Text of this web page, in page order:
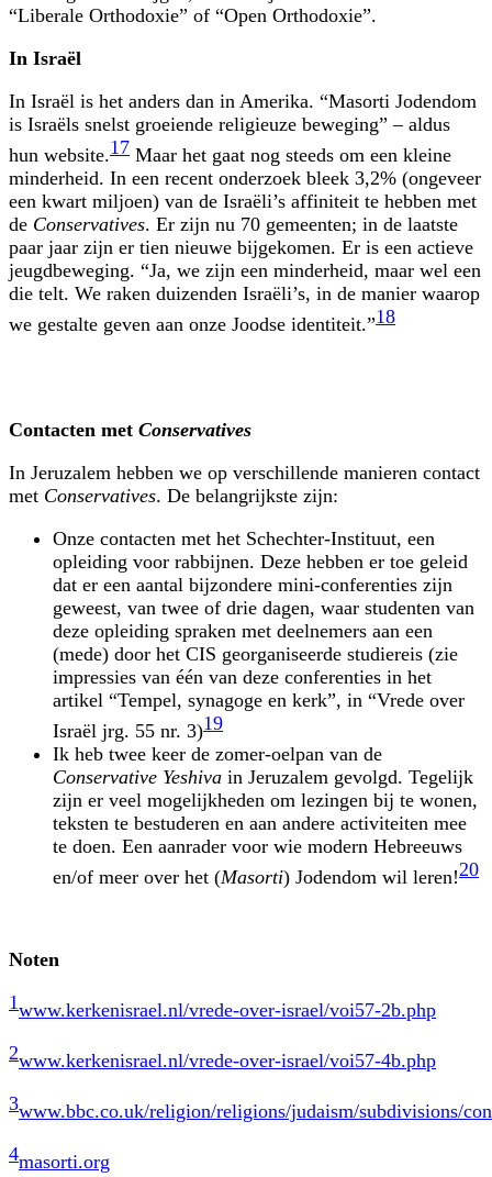
“Liberale Orthodoxie” of “Open Orthodoxie”.
In Israël
In Israël is het anders dan in Amerika. “Masorti Jodendom
is Israëls snelst groeiende religieuze beweging” – aldus
hun website.17 Maar het gaat nog steeds om een kleine
minderheid. In een recent onderzoek bleek 3,2% (ongeveer
een kwart miljoen) van de Israëli’s affiniteit te hebben met
de Conservatives. Er zijn nu 70 gemeenten; in de laatste
paar jaar zijn er tien nieuwe bijgekomen. Er is een actieve
jeugdbeweging. “Ja, we zijn een minderheid, maar wel een
die telt. We raken duizenden Israëli’s, in de manier waarop
we gestalte geven aan onze Joodse identiteit.”18
Contacten met Conservatives
In Jeruzalem hebben we op verschillende manieren contact
met Conservatives. De belangrijkste zijn:
Onze contacten met het Schechter-Instituut, een
opleiding voor rabbijnen. Deze hebben er toe geleid
dat er een aantal bijzondere mini-conferenties zijn
geweest, van twee of drie dagen, waar studenten van
deze opleiding spraken met deelnemers aan een
(mede) door het CIS georganiseerde studiereis (zie
impressies van één van deze conferenties in het
artikel “Tempel, synagoge en kerk”, in “Vrede over
Israël jrg. 55 nr. 3)19
Ik heb twee keer de zomer-oelpan van de
Conservative Yeshiva in Jeruzalem gevolgd. Tegelijk
zijn er veel mogelijkheden om lezingen bij te wonen,
teksten te bestuderen en aan andere activiteiten mee
te doen. Een aanrader voor wie modern Hebreeuws
en/of meer over het (Masorti) Jodendom wil leren!20
Noten
1www.kerkenisrael.nl/vrede-over-israel/voi57-2b.php
2www.kerkenisrael.nl/vrede-over-israel/voi57-4b.php
3www.bbc.co.uk/religion/religions/judaism/subdivisions/
4masorti.org